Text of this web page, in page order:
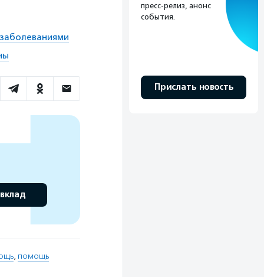
, помощь
пресс-релиз, анонс
события.
Прислать новость